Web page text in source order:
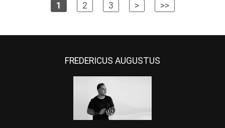
1 2 3 > >>
FREDERICUS AUGUSTUS